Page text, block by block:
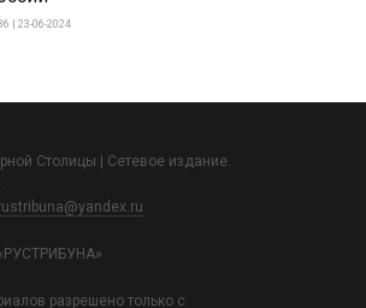
| 23-06-2024
Столицы | Сетевое издание.
разрешено только с